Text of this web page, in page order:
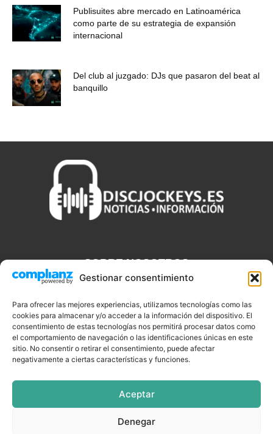
Gestionar consentimiento
Para ofrecer las mejores experiencias, utilizamos tecnologías como las
cookies para almacenar y/o acceder a la información del dispositivo. El
consentimiento de estas tecnologías nos permitirá procesar datos como
el comportamiento de navegación o las identificaciones únicas en este
sitio. No consentir o retirar el consentimiento, puede afectar
negativamente a ciertas características y funciones.
Aceptar
Denegar
Publisuites abre mercado en Latinoamérica
como parte de su estrategia de expansión
internacional
Del club al juzgado: DJs que pasaron del beat al
banquillo
SOBRE NOSOTROS
que necesitas saber sobre noticias, novedades, tecnologías y
aplicaciones que te ayudaran a ser un mejor Djs.
SÍGUENOS